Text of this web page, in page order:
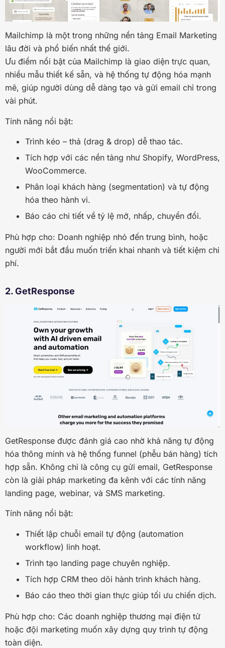
Mailchimp là một trong những nền tảng Email Marketing
lâu đời và phổ biến nhất thế giới.
Ưu điểm nổi bật của Mailchimp là giao diện trực quan,
nhiều mẫu thiết kế sẵn, và hệ thống tự động hóa mạnh
mẽ, giúp người dùng dễ dàng tạo và gửi email chỉ trong
vài phút.
Tính năng nổi bật:
Trình kéo – thả (drag & drop) dễ thao tác.
Tích hợp với các nền tảng như Shopify, WordPress,
WooCommerce.
Phân loại khách hàng (segmentation) và tự động
hóa theo hành vi.
Báo cáo chi tiết về tỷ lệ mở, nhấp, chuyển đổi.
Phù hợp cho: Doanh nghiệp nhỏ đến trung bình, hoặc
người mới bắt đầu muốn triển khai nhanh và tiết kiệm chi
phí.
2. GetResponse
GetResponse được đánh giá cao nhờ khả năng tự động
hóa thông minh và hệ thống funnel (phễu bán hàng) tích
hợp sẵn. Không chỉ là công cụ gửi email, GetResponse
còn là giải pháp marketing đa kênh với các tính năng
landing page, webinar, và SMS marketing.
Tính năng nổi bật:
Thiết lập chuỗi email tự động (automation
workflow) linh hoạt.
Trình tạo landing page chuyên nghiệp.
Tích hợp CRM theo dõi hành trình khách hàng.
Báo cáo theo thời gian thực giúp tối ưu chiến dịch.
Phù hợp cho: Các doanh nghiệp thương mại điện tử
hoặc đội marketing muốn xây dựng quy trình tự động
toàn diện.